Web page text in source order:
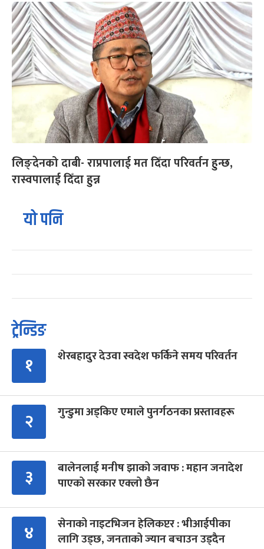
लिङ्देनको दाबी- राप्रपालाई मत दिँदा परिवर्तन हुन्छ,
रास्वपालाई दिँदा हुन्न
यो पनि
ट्रेन्डिङ
१ शेरबहादुर देउवा स्वदेश फर्किने समय परिवर्तन
२ गुन्डुमा अड्किए एमाले पुनर्गठनका प्रस्तावहरू
३
बालेनलाई मनीष झाको जवाफ : महान जनादेश
पाएको सरकार एक्लो छैन
४
सेनाको नाइटभिजन हेलिकप्टर : भीआईपीका
लागि उड्छ, जनताको ज्यान बचाउन उड्दैन